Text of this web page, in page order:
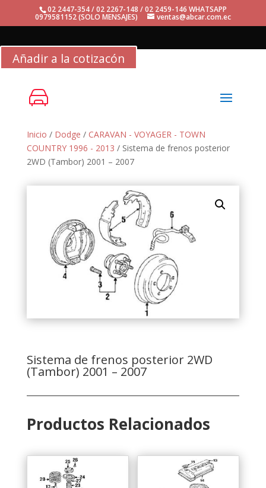
02 2447-354 / 02 2267-148 / 02 2459-146 WHATSAPP
0979581152 (SOLO MENSAJES) ventas@abcar.com.ec
Añadir a la cotizacón
Inicio / Dodge / CARAVAN - VOYAGER - TOWN
COUNTRY 1996 - 2013 / Sistema de frenos posterior
2WD (Tambor) 2001 – 2007
Sistema de frenos posterior 2WD
(Tambor) 2001 – 2007
Productos Relacionados